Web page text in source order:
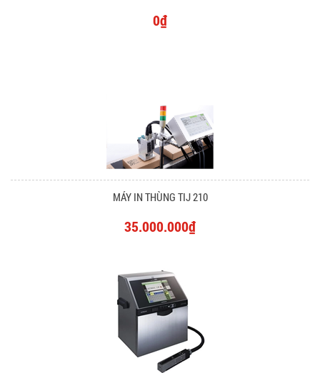
0₫
MÁY IN THÙNG TIJ 210
35.000.000₫